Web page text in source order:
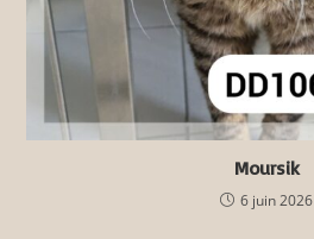
Moursik
6 juin 2026